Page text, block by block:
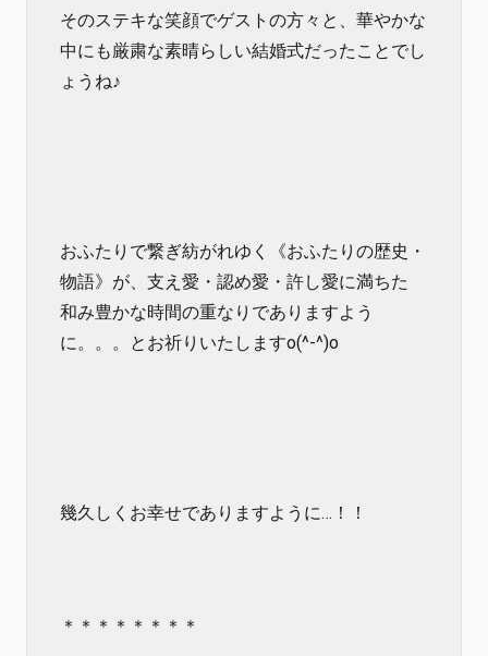
そのステキな笑顔でゲストの方々と、華やかな
中にも厳粛な素晴らしい結婚式だったことでし
ょうね♪
おふたりで繋ぎ紡がれゆく《おふたりの歴史・
物語》が、支え愛・認め愛・許し愛に満ちた
和み豊かな時間の重なりでありますよう
に。。。とお祈りいたしますo(^-^)o
幾久しくお幸せでありますように…！！
＊＊＊＊＊＊＊＊